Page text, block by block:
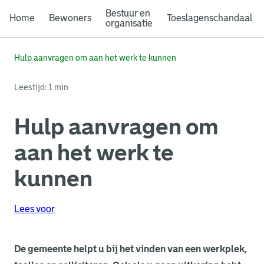
Home Bewoners
Bestuur en
organisatie
Toeslagenschandaal
Hulp aanvragen om aan het werk te kunnen
Leestijd: 1 min
Hulp aanvragen om
aan het werk te
kunnen
Lees voor
De gemeente helpt u bij het vinden van een werkplek,